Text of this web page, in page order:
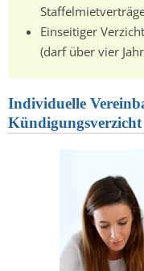
Einseitiger
(darf über vier
Individuelle
Kündigungsverzicht